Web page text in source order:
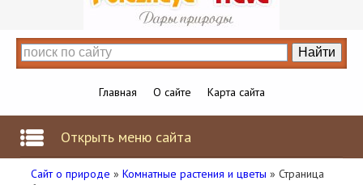
Главная О сайте Карта сайта
Открыть меню сайта
Сайт о природе » Комнатные растения и цветы » Страница